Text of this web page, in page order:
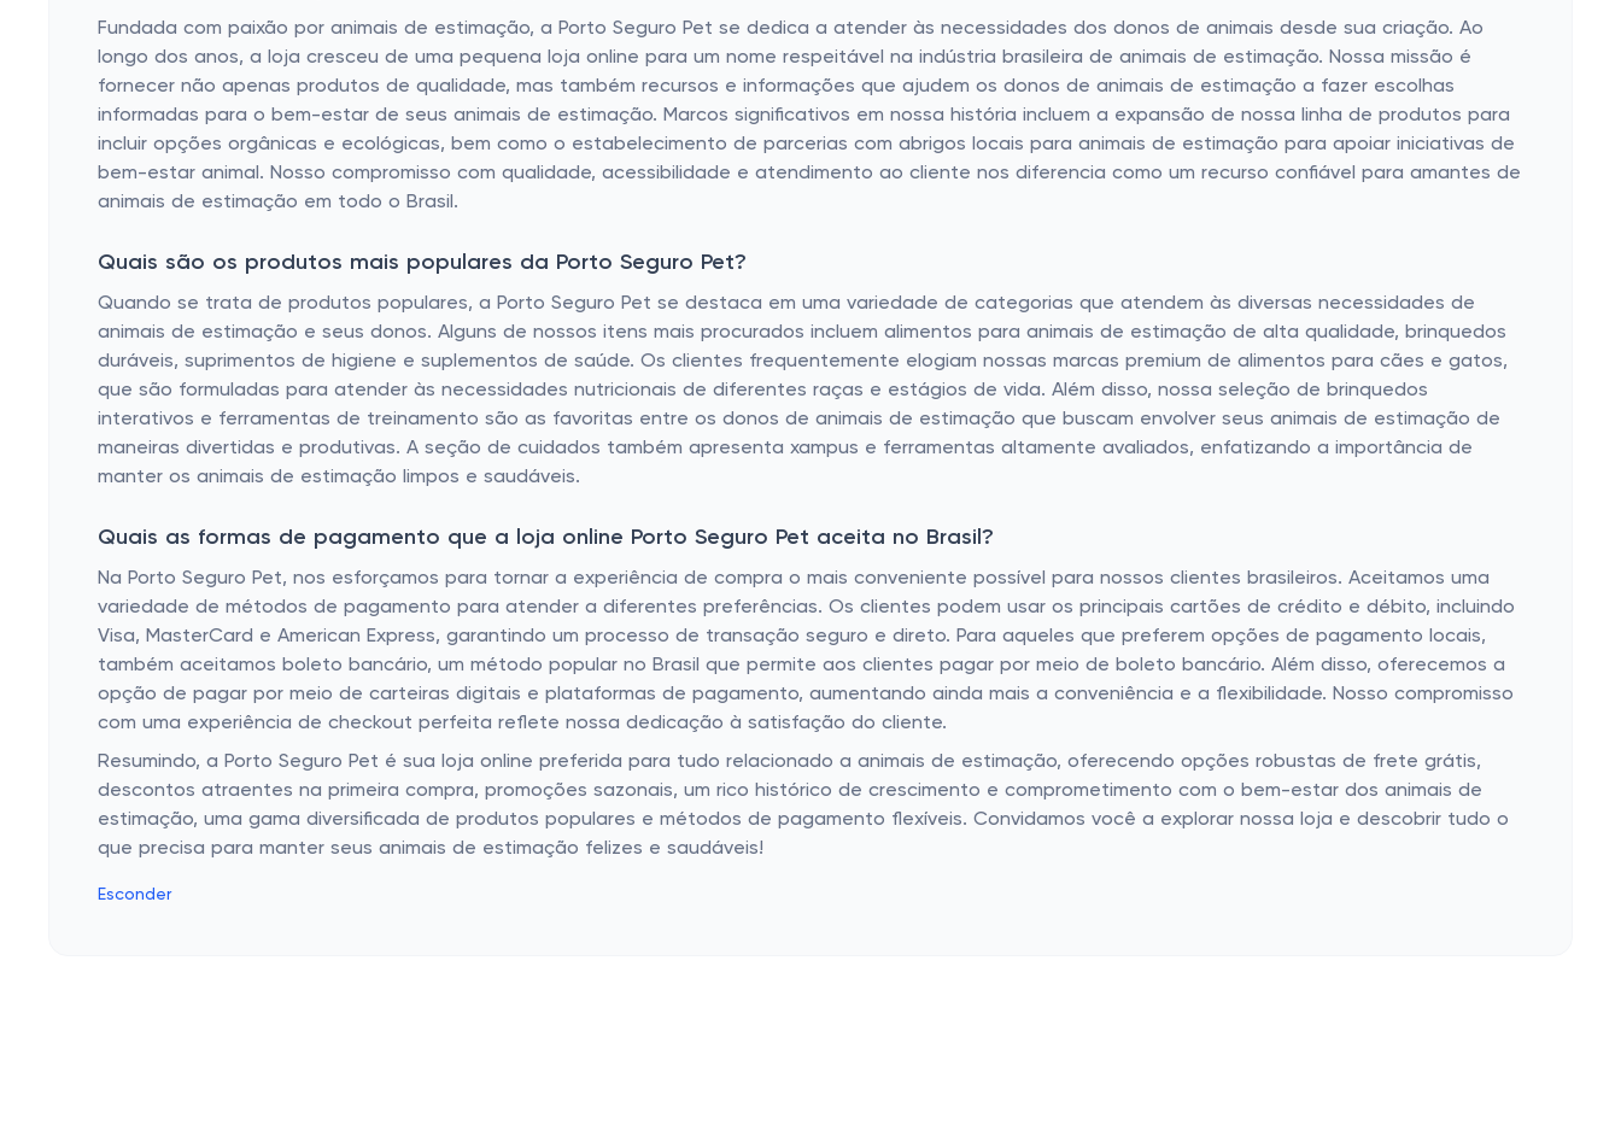
Fundada com paixão por animais de estimação, a Porto Seguro Pet se dedica a atender às necessidades dos donos de animais desde sua criação. Ao
longo dos anos, a loja cresceu de uma pequena loja online para um nome respeitável na indústria brasileira de animais de estimação. Nossa missão é
fornecer não apenas produtos de qualidade, mas também recursos e informações que ajudem os donos de animais de estimação a fazer escolhas
informadas para o bem-estar de seus animais de estimação. Marcos significativos em nossa história incluem a expansão de nossa linha de produtos para
incluir opções orgânicas e ecológicas, bem como o estabelecimento de parcerias com abrigos locais para animais de estimação para apoiar iniciativas de
bem-estar animal. Nosso compromisso com qualidade, acessibilidade e atendimento ao cliente nos diferencia como um recurso confiável para amantes de
animais de estimação em todo o Brasil.
Quais são os produtos mais populares da Porto Seguro Pet?
Quando se trata de produtos populares, a Porto Seguro Pet se destaca em uma variedade de categorias que atendem às diversas necessidades de
animais de estimação e seus donos. Alguns de nossos itens mais procurados incluem alimentos para animais de estimação de alta qualidade, brinquedos
duráveis, suprimentos de higiene e suplementos de saúde. Os clientes frequentemente elogiam nossas marcas premium de alimentos para cães e gatos,
que são formuladas para atender às necessidades nutricionais de diferentes raças e estágios de vida. Além disso, nossa seleção de brinquedos
interativos e ferramentas de treinamento são as favoritas entre os donos de animais de estimação que buscam envolver seus animais de estimação de
maneiras divertidas e produtivas. A seção de cuidados também apresenta xampus e ferramentas altamente avaliados, enfatizando a importância de
manter os animais de estimação limpos e saudáveis.
Quais as formas de pagamento que a loja online Porto Seguro Pet aceita no Brasil?
Na Porto Seguro Pet, nos esforçamos para tornar a experiência de compra o mais conveniente possível para nossos clientes brasileiros. Aceitamos uma
variedade de métodos de pagamento para atender a diferentes preferências. Os clientes podem usar os principais cartões de crédito e débito, incluindo
Visa, MasterCard e American Express, garantindo um processo de transação seguro e direto. Para aqueles que preferem opções de pagamento locais,
também aceitamos boleto bancário, um método popular no Brasil que permite aos clientes pagar por meio de boleto bancário. Além disso, oferecemos a
opção de pagar por meio de carteiras digitais e plataformas de pagamento, aumentando ainda mais a conveniência e a flexibilidade. Nosso compromisso
com uma experiência de checkout perfeita reflete nossa dedicação à satisfação do cliente.
Resumindo, a Porto Seguro Pet é sua loja online preferida para tudo relacionado a animais de estimação, oferecendo opções robustas de frete grátis,
descontos atraentes na primeira compra, promoções sazonais, um rico histórico de crescimento e comprometimento com o bem-estar dos animais de
estimação, uma gama diversificada de produtos populares e métodos de pagamento flexíveis. Convidamos você a explorar nossa loja e descobrir tudo o
que precisa para manter seus animais de estimação felizes e saudáveis!
Esconder